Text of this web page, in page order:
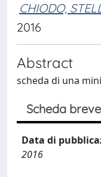
CHIODO,
2016
Abstract
scheda di una
Scheda breve
Data di
2016